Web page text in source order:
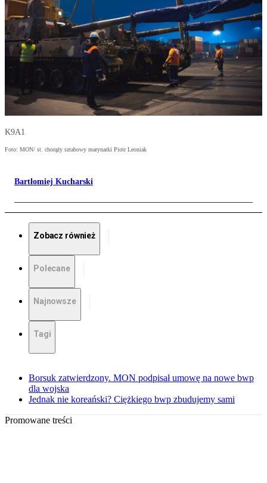
K9A1
Foto: MON/ st. chorąży sztabowy marynarki Piotr Leoniak
Bartłomiej Kucharski
Zobacz również
Polecane
Najnowsze
Tagi
Borsuk zatwierdzony. MON podpisał umowę na nowe bwp
dla wojska
Jednak nie koreański? Ciężkiego bwp zbudujemy sami
Promowane treści